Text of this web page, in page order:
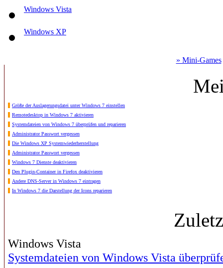
Windows Vista
Windows XP
» Mini-Games
Größe der Auslagerungsdatei unter Windows 7 einstellen
Remotedesktop in Windows 7 aktivieren
Systemdateien von Windows 7 überprüfen und reparieren
Administrator Passwort vergessen
Die Windows XP Systemwiederherstellung
Administrator Passwort vergessen
Windows 7 Dienste deaktivieren
Den Plugin-Container in Firefox deaktivieren
Andere DNS-Server in Windows 7 eintragen
In Windows 7 die Darstellung der Icons reparieren
Windows Vista
Systemdateien von Windows Vista